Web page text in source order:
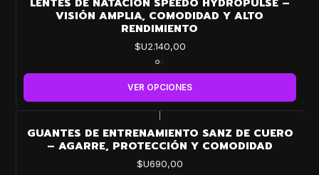
VISIÓN AMPLIA, COMODIDAD Y ALTO
RENDIMIENTO
$U2.140,00
VER OPCIONES
GUANTES DE ENTRENAMIENTO SANZ DE CUERO
– AGARRE, PROTECCIÓN Y COMODIDAD
$U690,00